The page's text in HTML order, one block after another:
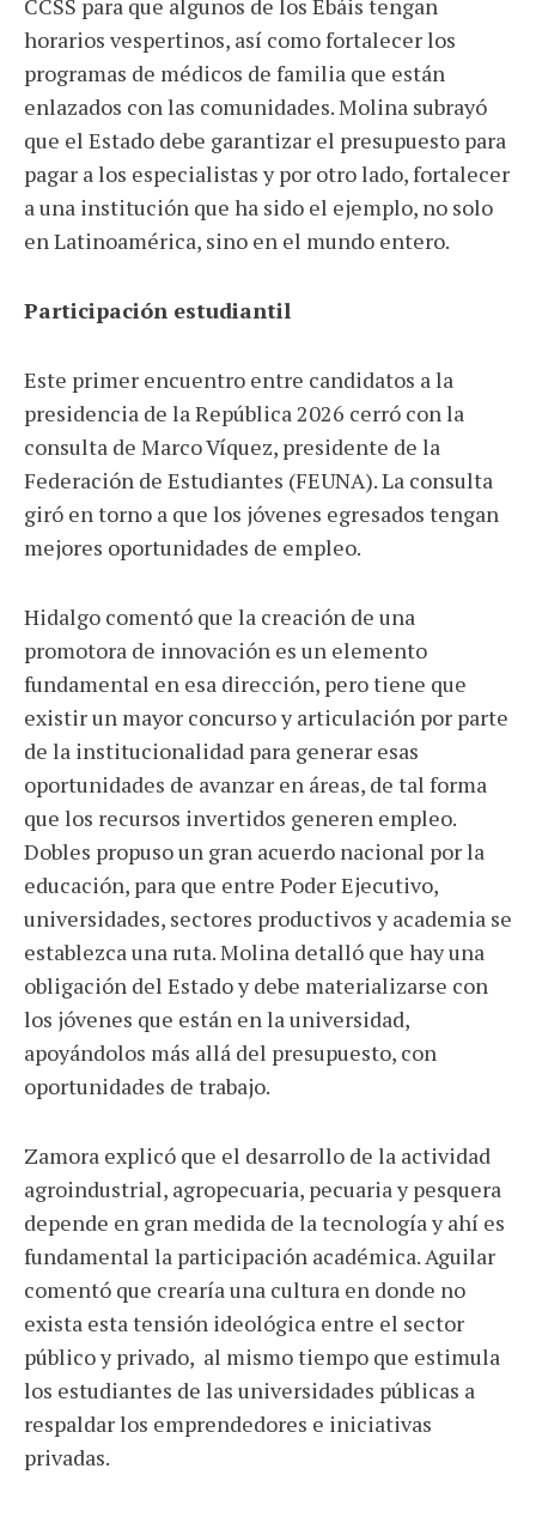
CCSS para que algunos de los Ebáis tengan
horarios vespertinos, así como fortalecer los
programas de médicos de familia que están
enlazados con las comunidades. Molina subrayó
que el Estado debe garantizar el presupuesto para
pagar a los especialistas y por otro lado, fortalecer
a una institución que ha sido el ejemplo, no solo
en Latinoamérica, sino en el mundo entero.
Participación estudiantil
Este primer encuentro entre candidatos a la
presidencia de la República 2026 cerró con la
consulta de Marco Víquez, presidente de la
Federación de Estudiantes (FEUNA). La consulta
giró en torno a que los jóvenes egresados tengan
mejores oportunidades de empleo.
Hidalgo comentó que la creación de una
promotora de innovación es un elemento
fundamental en esa dirección, pero tiene que
existir un mayor concurso y articulación por parte
de la institucionalidad para generar esas
oportunidades de avanzar en áreas, de tal forma
que los recursos invertidos generen empleo.
Dobles propuso un gran acuerdo nacional por la
educación, para que entre Poder Ejecutivo,
universidades, sectores productivos y academia se
establezca una ruta. Molina detalló que hay una
obligación del Estado y debe materializarse con
los jóvenes que están en la universidad,
apoyándolos más allá del presupuesto, con
oportunidades de trabajo.
Zamora explicó que el desarrollo de la actividad
agroindustrial, agropecuaria, pecuaria y pesquera
depende en gran medida de la tecnología y ahí es
fundamental la participación académica. Aguilar
comentó que crearía una cultura en donde no
exista esta tensión ideológica entre el sector
público y privado, al mismo tiempo que estimula
los estudiantes de las universidades públicas a
respaldar los emprendedores e iniciativas
privadas.